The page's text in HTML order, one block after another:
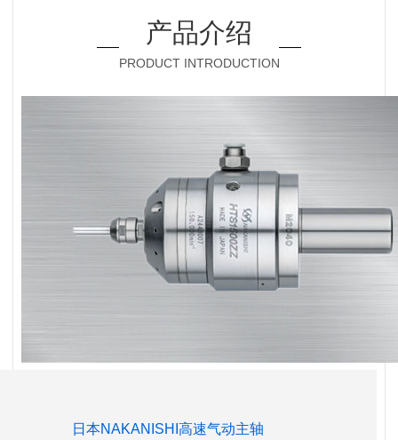
产品介绍
PRODUCT INTRODUCTION
日本NAKANISHI高速气动主轴